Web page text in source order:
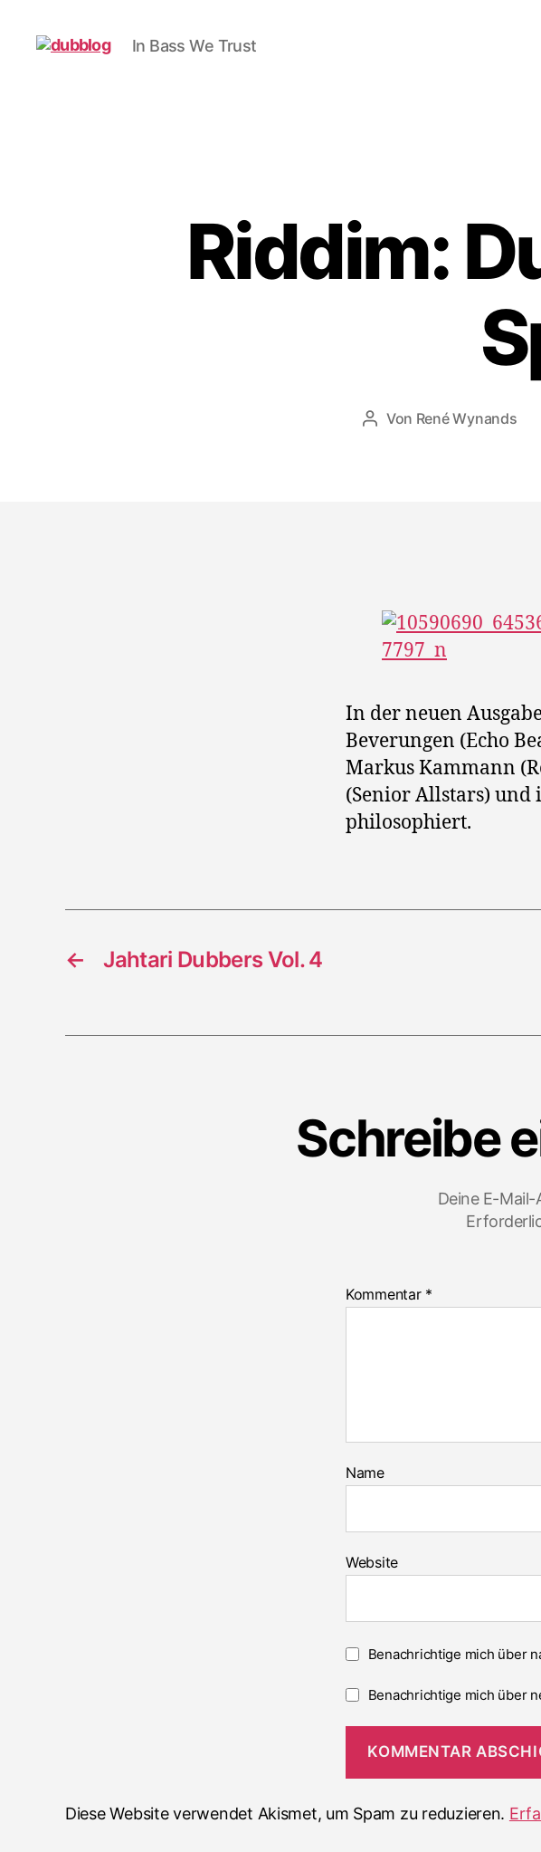
In Bass We Trust
Riddim:
Beitragsautor
Von René Wynands
In der neuen
Beverungen (Echo
Markus Kammann
(Senior Allstars) und
philosophiert.
← Jahtari Dubbers Vol. 4
Schreibe
Deine E-
Kommentar *
Name
Website
Benachrichtige mich über
Benachrichtige mich über
Diese Website verwendet Akismet, um Spam zu reduzieren.